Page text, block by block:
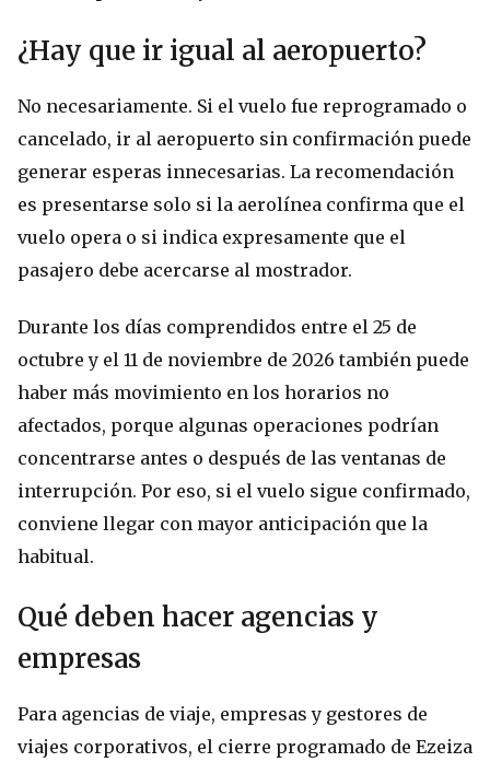
¿Hay que ir igual al aeropuerto?
No necesariamente. Si el vuelo fue reprogramado o
cancelado, ir al aeropuerto sin confirmación puede
generar esperas innecesarias. La recomendación
es presentarse solo si la aerolínea confirma que el
vuelo opera o si indica expresamente que el
pasajero debe acercarse al mostrador.
Durante los días comprendidos entre el 25 de
octubre y el 11 de noviembre de 2026 también puede
haber más movimiento en los horarios no
afectados, porque algunas operaciones podrían
concentrarse antes o después de las ventanas de
interrupción. Por eso, si el vuelo sigue confirmado,
conviene llegar con mayor anticipación que la
habitual.
Qué deben hacer agencias y
empresas
Para agencias de viaje, empresas y gestores de
viajes corporativos, el cierre programado de Ezeiza